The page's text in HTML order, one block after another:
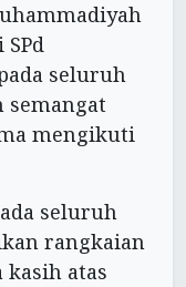
seluruh
semangat
mengikuti
seluruh
rangkaian
kasih atas